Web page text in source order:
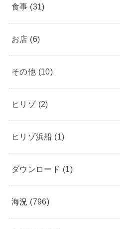
食事 (31)
お店 (6)
その他 (10)
ヒリゾ (2)
ヒリゾ浜船 (1)
ダウンロード (1)
海況 (796)